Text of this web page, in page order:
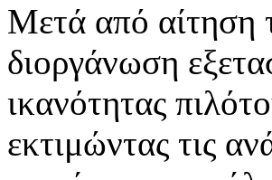
Μετά από
διοργάνωση
ικανότητας
εκτιμώντας τις